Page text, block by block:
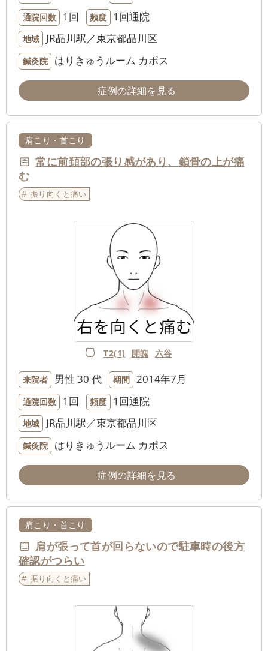
通院回数 1回 頻度 1回通院
地域 JR品川駅／東京都品川区
鍼灸院 はりきゅうルーム カポス
症例の詳細を見る
肩こり・首こり
常に前頚部の張り感があり、鎖骨の上が痛
む
振り向くと痛い
T2(1) 開魄 六谷
来院者 男性 30 代 期間 2014年7月
通院回数 1回 頻度 1回通院
地域 JR品川駅／東京都品川区
鍼灸院 はりきゅうルーム カポス
症例の詳細を見る
肩こり・首こり
肩が張って首が回らないので駐車時の後方
確認がつらい
振り向くと痛い